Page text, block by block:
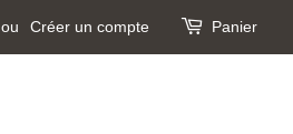
ou Créer un compte Panier